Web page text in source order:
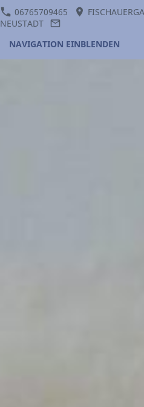
06765709465
NEUSTADT
NAVIGATION EINBLENDEN